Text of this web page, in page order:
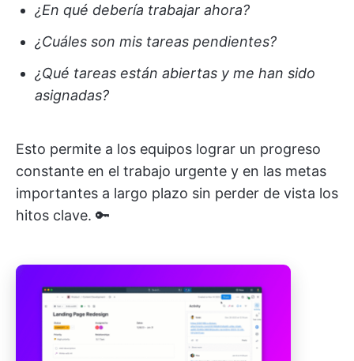
¿En qué debería trabajar ahora?
¿Cuáles son mis tareas pendientes?
¿Qué tareas están abiertas y me han sido
asignadas?
Esto permite a los equipos lograr un progreso
constante en el trabajo urgente y en las metas
importantes a largo plazo sin perder de vista los
hitos clave. 🔑